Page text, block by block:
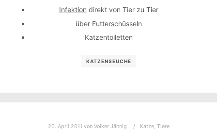
Infektion direkt von Tier zu Tier
über Futterschüsseln
Katzentoiletten
KATZENSEUCHE
26. April 2011 von Volker Jähnig Katze, Tiere